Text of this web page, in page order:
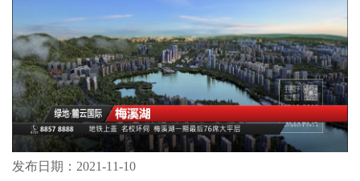
发布日期：2021-11-10